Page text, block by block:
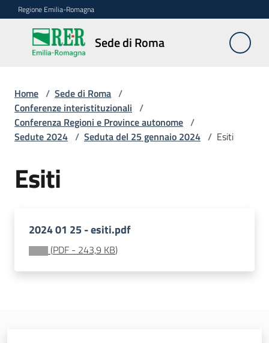
Vai al contenuto
Vai alla navigazione
Vai al footer
Regione Emilia-Romagna
Sede di Roma
Sede
di
Novità
Servizi
della
Conferenze
interistituzionali
Home / Sede di Roma /
Conferenze interistituzionali /
Conferenza Regioni e Province autonome /
Sedute 2024 / Seduta del 25 gennaio 2024 / Esiti
Esiti
2024 01 25 - esiti.pdf
(PDF - 243,9 KB)